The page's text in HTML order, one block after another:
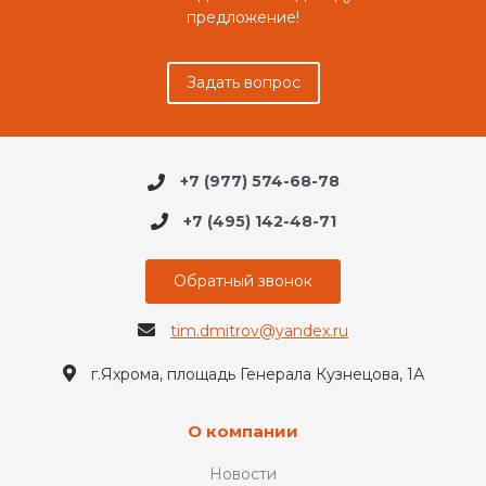
предложение!
Задать вопрос
+7 (977) 574-68-78
+7 (495) 142-48-71
Обратный звонок
tim.dmitrov@yandex.ru
г.Яхрома, площадь Генерала Кузнецова, 1А
О компании
Новости